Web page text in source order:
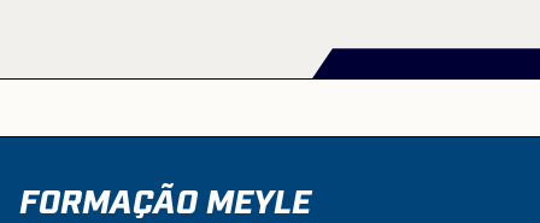
FORMAÇÃO MEYLE